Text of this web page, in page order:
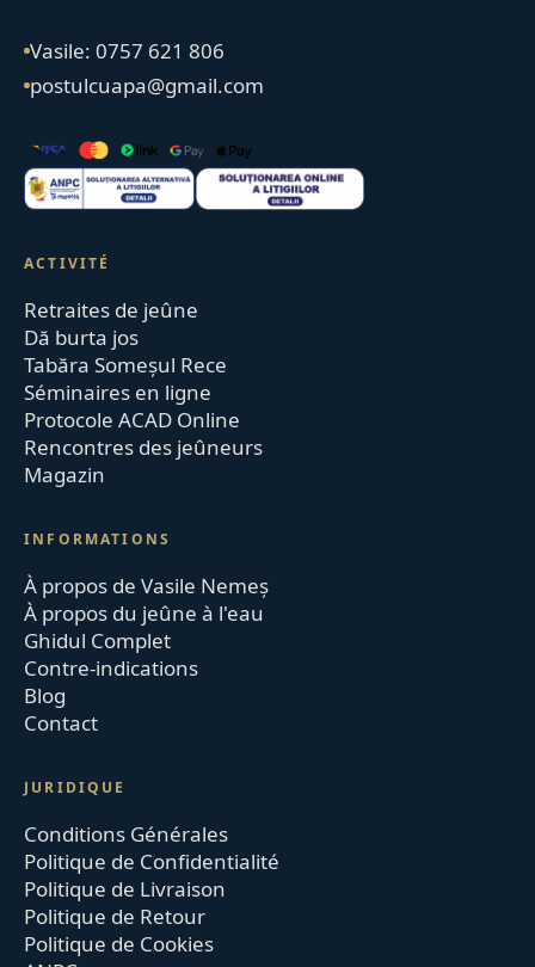
Vasile: 0757 621 806
postulcuapa@gmail.com
ACTIVITÉ
Retraites de jeûne
Dă burta jos
Tabăra Someșul Rece
Séminaires en ligne
Protocole ACAD Online
Rencontres des jeûneurs
Magazin
INFORMATIONS
À propos de Vasile Nemeș
À propos du jeûne à l'eau
Ghidul Complet
Contre-indications
Blog
Contact
JURIDIQUE
Conditions Générales
Politique de Confidentialité
Politique de Livraison
Politique de Retour
Politique de Cookies